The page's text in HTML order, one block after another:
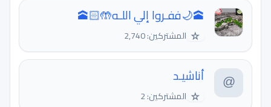
🕋🌙ففـروا إلي اللـه🤲🏻🕋
☆ المشتركين: 2,740
أناشيـد
☆ المشتركين: 2